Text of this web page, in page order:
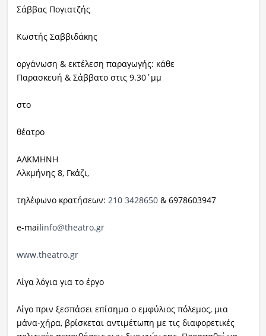
Σάββας Πογιατζής
Κωστής Σαββιδάκης
οργάνωση & εκτέλεση παραγωγής: κάθε
Παρασκευή & Σάββατο στις 9.30΄μμ
στο
θέατρο
ΑΛΚΜΗΝΗ
Αλκμήνης 8, Γκάζι,
τηλέφωνο κρατήσεων: 210 3428650& 6978603947
e-mailinfo@theatro.gr
www.theatro.gr
Λίγα λόγια για το έργο
Λίγο πριν ξεσπάσει επίσημα ο εμφύλιος πόλεμος, μια
μάνα-χήρα, βρίσκεται αντιμέτωπη με τις διαφορετικές